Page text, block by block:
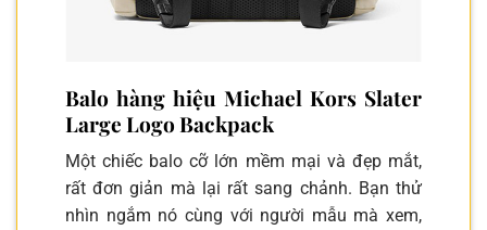
Balo hàng hiệu Michael Kors Slater
Large Logo Backpack
Một chiếc balo cỡ lớn mềm mại và đẹp mắt,
rất đơn giản mà lại rất sang chảnh. Bạn thử
nhìn ngắm nó cùng với người mẫu mà xem,